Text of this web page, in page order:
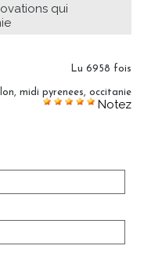
qui
Lu 6958 fois
midi pyrenees occitanie
Notez